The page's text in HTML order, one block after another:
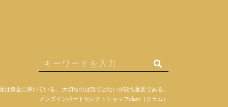
は黄金に輝いている。
大切なのは殻ではないが殻も重要である。
メンズインポートセレクトショップclam（クラム）